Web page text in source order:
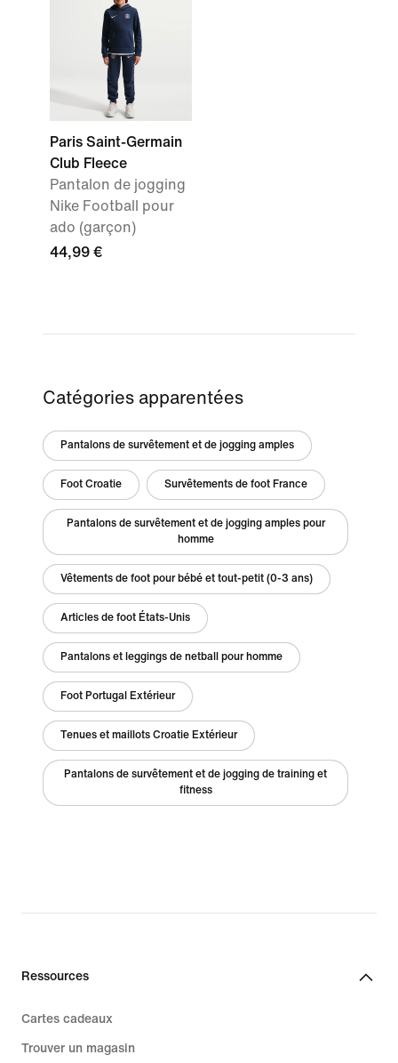
Paris Saint-Germain
Club Fleece
Pantalon de jogging
Nike Football pour
ado (garçon)
44,99 €
Catégories apparentées
Pantalons de survêtement et de jogging amples
Foot Croatie Survêtements de foot France
Pantalons de survêtement et de jogging amples pour
homme
Vêtements de foot pour bébé et tout-petit (0-3 ans)
Articles de foot États-Unis
Pantalons et leggings de netball pour homme
Foot Portugal Extérieur
Tenues et maillots Croatie Extérieur
Pantalons de survêtement et de jogging de training et
fitness
Ressources
Cartes cadeaux
Trouver un magasin